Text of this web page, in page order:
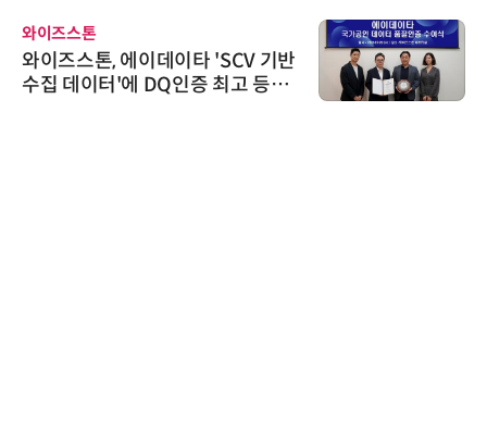
와이즈스톤
와이즈스톤, 에이데이타 'SCV 기반
수집 데이터'에 DQ인증 최고 등급